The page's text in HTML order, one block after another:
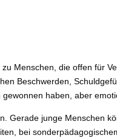
Menschen, die offen für
Beschwerden,
haben, aber
junge Menschen
bei